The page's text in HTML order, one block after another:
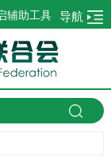
导航
辅助工具